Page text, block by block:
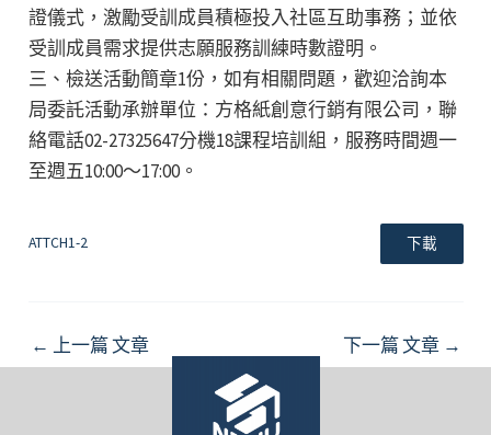
證儀式，激勵受訓成員積極投入社區互助事務；並依
受訓成員需求提供志願服務訓練時數證明。
三、檢送活動簡章1份，如有相關問題，歡迎洽詢本
局委託活動承辦單位：方格紙創意行銷有限公司，聯
絡電話02-27325647分機18課程培訓組，服務時間週一
至週五10:00～17:00。
ATTCH1-2 下載
Post
navigation
← 上一篇 文章 下一篇 文章 →